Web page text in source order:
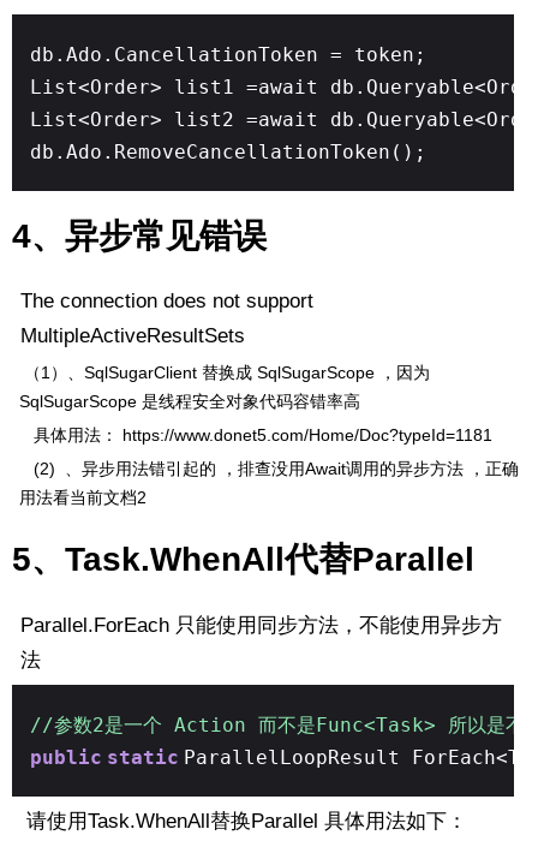
db.Ado.CancellationToken = token;
List<Order> list1 =await
List<Order> list2 =await
db.Ado.RemoveCancellationToken();
4、异步常见错误
The connection does not support
MultipleActiveResultSets
（1）、SqlSugarClient 替换成 SqlSugarScope ，因为
SqlSugarScope 是线程安全对象代码容错率高
具体用法： https://www.donet5.com/Home/Doc?typeId=1181
(2) 、异步用法错引起的 ，排查没用Await调用的异步方法 ，正确
用法看当前文档2
5、Task.WhenAll代替Parallel
Parallel.ForEach 只能使用同步方法，不能使用异步方
法
//参数2是一个 Action 而不是Func<Task> 所以是不支
public static ParallelLoopResult
请使用Task.WhenAll替换Parallel 具体用法如下：